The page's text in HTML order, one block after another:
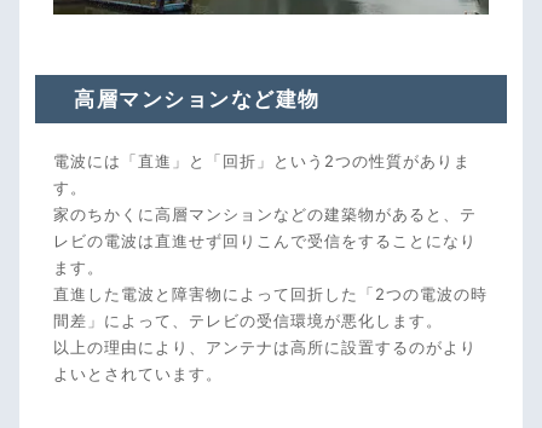
高層マンションなど建物
電波には「直進」と「回折」という2つの性質がありま
す。
家のちかくに高層マンションなどの建築物があると、テ
レビの電波は直進せず回りこんで受信をすることになり
ます。
直進した電波と障害物によって回折した「2つの電波の時
間差」によって、テレビの受信環境が悪化します。
以上の理由により、アンテナは高所に設置するのがより
よいとされています。